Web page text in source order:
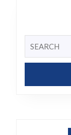
for: